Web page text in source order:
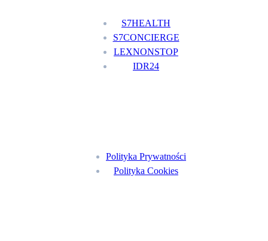
S7HEALTH
S7CONCIERGE
LEXNONSTOP
IDR24
Polityka Prywatności
Polityka Cookies